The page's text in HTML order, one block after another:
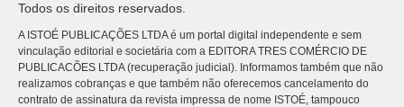
Todos os direitos reservados.
A ISTOÉ PUBLICAÇÕES LTDA é um portal digital independente e sem
vinculação editorial e societária com a EDITORA TRES COMÉRCIO DE
PUBLICACÕES LTDA (recuperação judicial). Informamos também que não
realizamos cobranças e que também não oferecemos cancelamento do
contrato de assinatura da revista impressa de nome ISTOÉ, tampouco